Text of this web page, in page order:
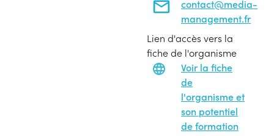
contact@media-
management.fr
Lien d'accès vers la
fiche de l'organisme
Voir la fiche
de
l'organisme et
son potentiel
de formation